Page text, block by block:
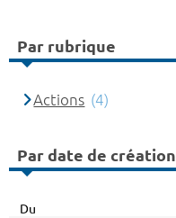
Par rubrique
Actions (4)
Par date de création
Du